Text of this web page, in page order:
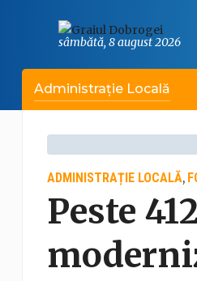
sâmbătă, 8 august 2026
Administrație Locală
ADMINISTRAȚIE LOCALĂ,
Peste